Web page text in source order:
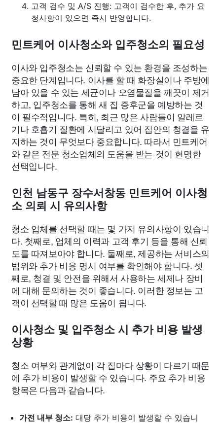
고객 검수 및 A/S 진행: 고객이 검수한 후, 추가 요
청사항이 있으면 즉시 반영합니다.
민트케어 이사청소와 입주청소의 필요성
이사와 입주청소는 신뢰할 수 있는 환경을 조성하는
중요한 단계입니다. 이사를 할 때 화장실이나 주방에
남아 있을 수 있는 세균이나 오염물질을 깨끗이 제거
하고, 입주청소를 통해 새 집 증후군을 예방하는 것
이 필수적입니다. 특히, 최근 많은 사람들이 알레르
기나 호흡기 질환에 시달리고 있어 집안의 청결을 유
지하는 것이 무엇보다 중요합니다. 따라서 민트케어
와 같은 전문 청소업체의 도움을 받는 것이 현명한
선택입니다.
인천 남동구 장수서창동 민트케어 이사청
소 의뢰 시 유의사항
청소 업체를 선택할 때는 몇 가지 유의사항이 있습니
다. 첫째로, 업체의 이력과 고객 후기 등을 통해 신뢰
도를 따져보아야 합니다. 둘째로, 제공하는 서비스의
범위와 추가 비용 명시 여부를 확인해야 합니다. 셋
째로, 청결 및 안전을 위해서 사용하는 세제나 장비
에 대해 문의하는 것이 좋습니다. 이러한 정보는 고
객이 선택할 때 많은 도움이 됩니다.
이사청소 및 입주청소 시 추가 비용 발생
상황
청소 여부와 관계없이 각 집마다 상황이 다르기 때문
에 추가 비용이 발생할 수 있습니다. 주요 추가 비용
항목은 다음과 같습니다.
가전 내부 청소: 대당 추가 비용이 발생할 수 있습니